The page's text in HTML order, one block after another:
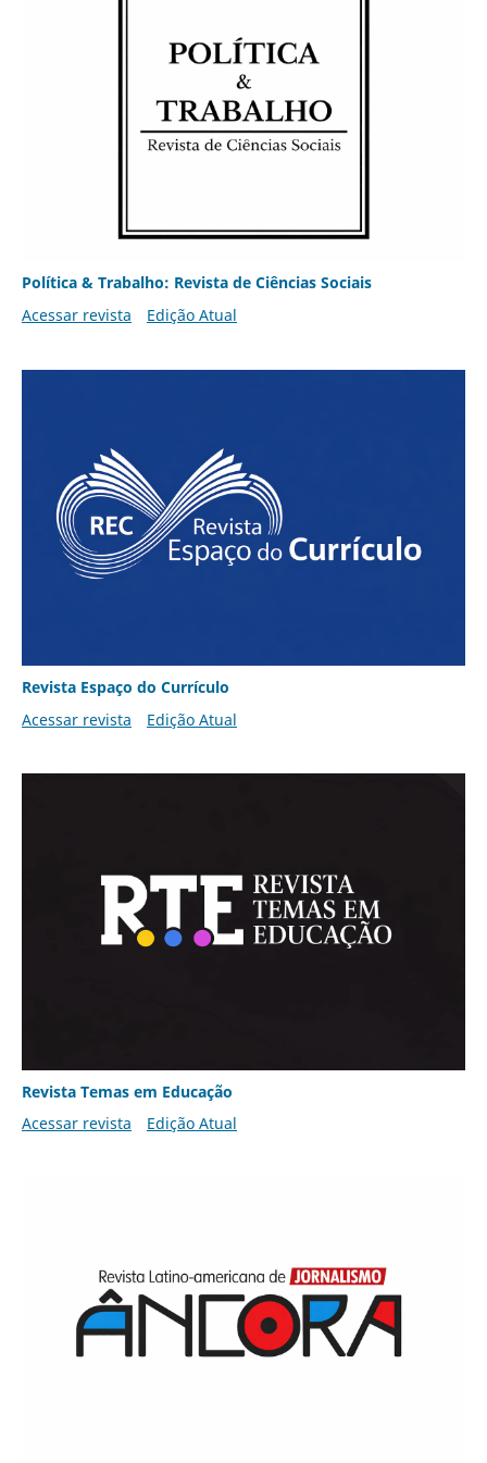
Política & Trabalho: Revista de Ciências Sociais
Acessar revista
Edição Atual
Revista Espaço do Currículo
Acessar revista
Edição Atual
Revista Temas em Educação
Acessar revista
Edição Atual